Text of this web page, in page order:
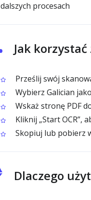
dalszych procesach
Jak korzystać
Prześlij swój
Wybierz Galician
Wskaż stronę PDF
Kliknij „Start OCR”,
Skopiuj lub pobierz
Dlaczego